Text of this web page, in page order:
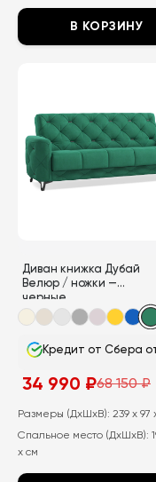
В КОРЗИНУ
несколько
вариаций.
Опции
можно
товара.
Диван книжка Дубай
Велюр / ножки —
черные
Кредит от Сбера
68 150₽
Первоначальная
составляла
150
₽.
34 990 ₽
Текущая
34
₽.
Размеры (ДхШхВ): 239 x 97
Спальное место (ДхШхВ):
x см